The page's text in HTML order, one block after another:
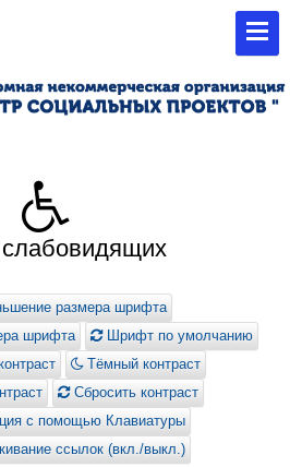
размера шрифта
шрифта
Шрифт по умолчанию
Тёмный контраст
Сбросить контраст
с помощью Клавиатуры
ссылок (вкл./выкл.)